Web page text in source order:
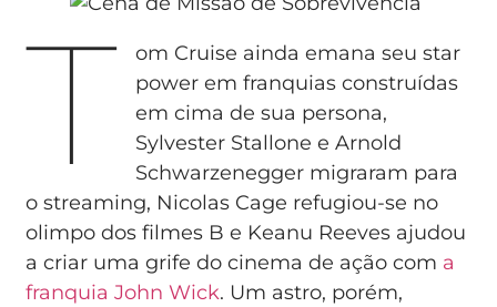
T
om Cruise ainda emana seu star
power em franquias construídas
em cima de sua persona,
Sylvester Stallone e Arnold
Schwarzenegger migraram para
o streaming, Nicolas Cage refugiou-se no
olimpo dos filmes B e Keanu Reeves ajudou
a criar uma grife do cinema de ação com a
franquia John Wick. Um astro, porém,